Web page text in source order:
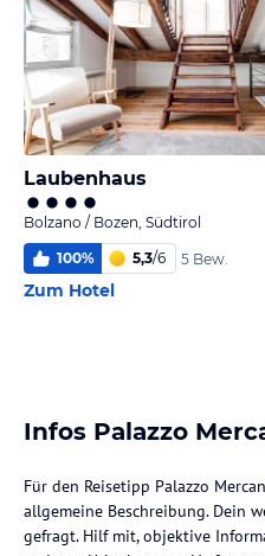
Laubenhaus
Bolzano / Bozen, Südtirol
100% 5,3/6 5 Bew.
Zum Hotel
Infos Palazzo
Für den Reisetipp Palazzo
allgemeine Beschreibung. Dein
gefragt. Hilf mit, objektive